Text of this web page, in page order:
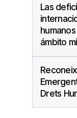
Las
ámbito
Drets